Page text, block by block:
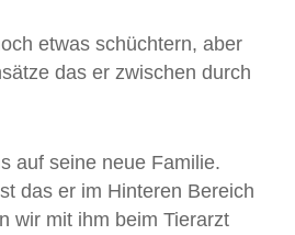
etwas schüchtern, aber
das er zwischen durch
auf seine neue Familie.
das er im Hinteren Bereich
wir mit ihm beim Tierarzt